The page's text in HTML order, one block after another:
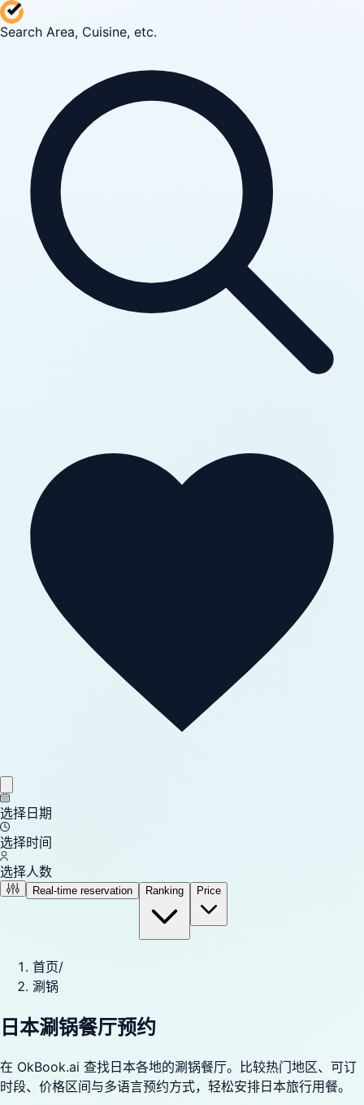
Search Area, Cuisine, etc.
选择日期
选择时间
选择人数
Real-time reservation Ranking Price
首页/
涮锅
日本涮锅餐厅预约
在 OkBook.ai 查找日本各地的涮锅餐厅。比较热门地区、可订
时段、价格区间与多语言预约方式，轻松安排日本旅行用餐。